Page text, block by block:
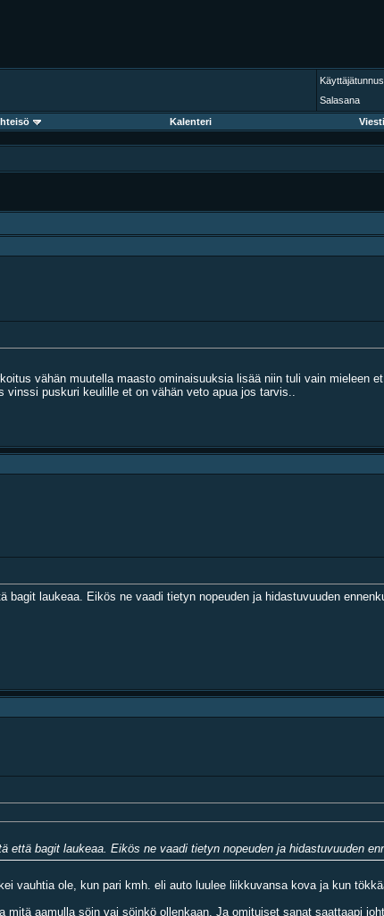
Käyttäjätunnus
Salasana
Kalenteri
vähän muutella maasto ominaisuuksia lisää niin tuli vain mieleen
vinssi puskuri keulille et on vähän veto apua jos tarvis..
laukeaa. Eikös ne vaadi tietyn nopeuden ja hidastuvuuden
bagit laukeaa. Eikös ne vaadi tietyn nopeuden ja hidastuvuuden
vauhtia ole, kun pari kmh. eli auto luulee liikkuvansa kova ja kun
aamulla söin vai söinkö ollenkaan. Ja omituiset sanat saattaapi